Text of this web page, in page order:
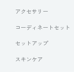
アクセサリー
コーディネートセット
セットアップ
スキンケア